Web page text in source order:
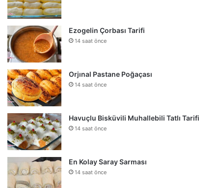
Ezogelin Çorbası Tarifi
14 saat önce
Orjınal Pastane Poğaçası
14 saat önce
Havuçlu Bisküvili Muhallebili Tatlı Tarifi
14 saat önce
En Kolay Saray Sarması
14 saat önce